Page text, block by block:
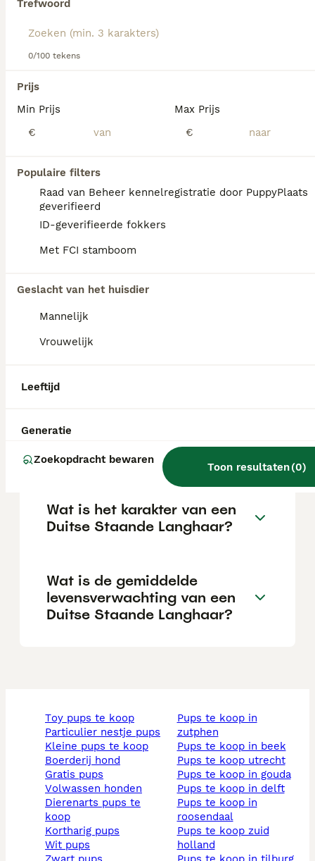
Trefwoord
0/100 tekens
Prijs
Min Prijs
€
Max Prijs
€
Populaire filters
Raad van Beheer kennelregistratie door PuppyPlaats
geverifieerd
ID-geverifieerde fokkers
Met FCI stamboom
Geslacht van het huisdier
Mannelijk
Vrouwelijk
Leeftijd
Generatie
Zoekopdracht bewaren
Toon resultaten(0)
Lees onzeDuitse Staande Hond Langhaar adviespagina
We hebben 0 Duitse Staande Hond Langhaar
Als je toekomstige resultaten wil zien voor deze
exacte zoekopdracht, sla dan je zoekopdracht op en
vind jouw perfecte hond:
Zoekopdracht bewaren
FAQ's
Wat kost een Duitse Staande
Langhaar pup?
Een Duitse Staande Langhaar pup vraagt een
afhankelijk van de fokker.
Pointers veel?
Kan een Duitse Staande
Langhaar alleen zijn?
Wat is het karakter van een
Duitse Staande Langhaar?
Wat is de gemiddelde
levensverwachting van een
Duitse Staande Langhaar?
toy pups te koop
particulier nestje pups
kleine pups te koop
boerderij hond
gratis pups
volwassen honden
dierenarts pups te
koop
kortharig pups
wit pups
pups te koop in
zutphen
pups te koop in beek
pups te koop utrecht
pups te koop in gouda
pups te koop in delft
pups te koop in
roosendaal
pups te koop zuid
holland